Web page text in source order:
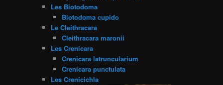
Les Biotodoma
Biotodoma cupido
Le Cleithracara
Cleithracara maronii
Les Crenicara
Crenicara latruncularium
Crenicara punctulata
Les Crenicichla